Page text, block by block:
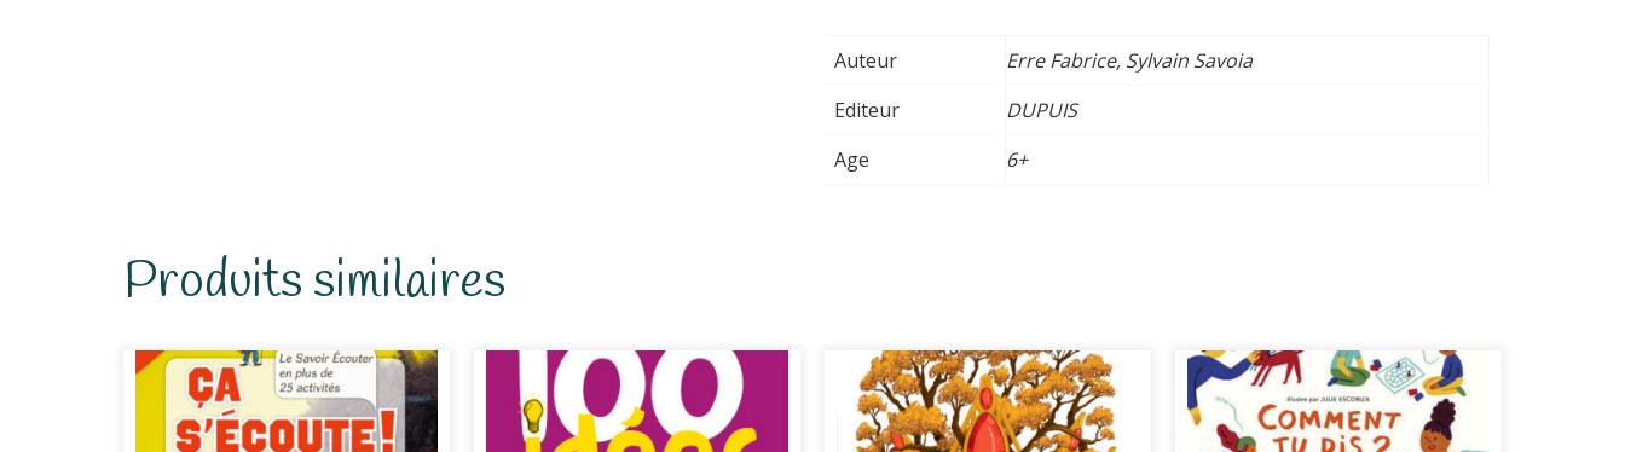
Auteur
Erre Fabrice, Sylvain Savoia
Editeur
DUPUIS
Age
6+
Produits similaires